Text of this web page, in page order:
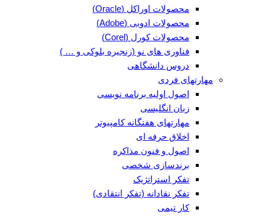
محصولات اوراکل (Oracle)
محصولات ادوبی (Adobe)
محصولات کورل (Corel)
فناوری های نو (زنجیره بلوکی و … )
دروس دانشگاهی
مهارتهای فردی
اصول اولیه برنامه نویسی
زبان انگلیسی
مهارتهای هفتگانه کامپیوتر
اخلاق حرفه ای
اصول و فنون مذاکره
برندسازی شخصی
تفکر استراتژیک
تفکر نقادانه (تفکر انتقادی)
کار تیمی